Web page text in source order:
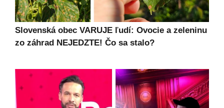
Slovenská obec VARUJE ľudí: Ovocie a zeleninu
zo záhrad NEJEDZTE! Čo sa stalo?